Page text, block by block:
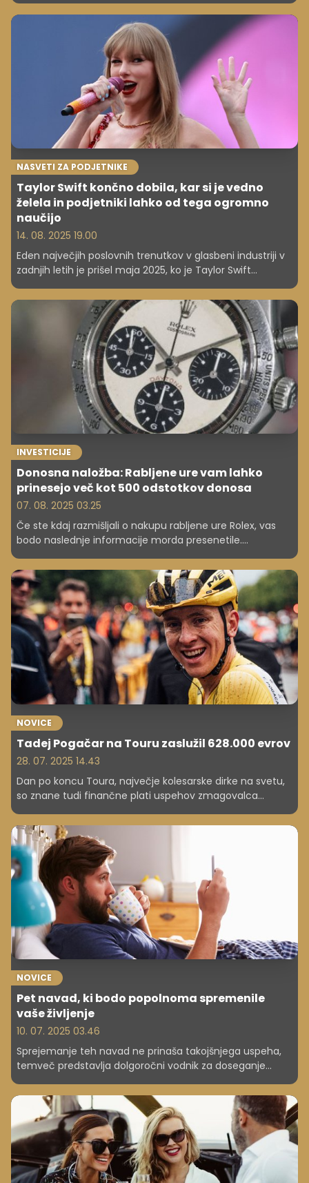
NASVETI ZA PODJETNIKE
Taylor Swift končno dobila, kar si je vedno
želela in podjetniki lahko od tega ogromno
naučijo
14. 08. 2025 19.00
Eden največjih poslovnih trenutkov v glasbeni industriji v
zadnjih letih je prišel maja 2025, ko je Taylor Swift
odkupila pravice do svojih prvih šestih albumov. S tem je
pridobila popoln nadzor nad delom, ki jo je iz najstnice iz
Nashvilla spremenil v eno največjih glasbenih ikon sveta.
INVESTICIJE
Donosna naložba: Rabljene ure vam lahko
prinesejo več kot 500 odstotkov donosa
07. 08. 2025 03.25
Če ste kdaj razmišljali o nakupu rabljene ure Rolex, vas
bodo naslednje informacije morda presenetile.
Investirate lahko tudi malce drugače ...
NOVICE
Tadej Pogačar na Touru zaslužil 628.000 evrov
28. 07. 2025 14.43
Dan po koncu Toura, največje kolesarske dirke na svetu,
so znane tudi finančne plati uspehov zmagovalca
XRG.
NOVICE
Pet navad, ki bodo popolnoma spremenile
vaše življenje
10. 07. 2025 03.46
Sprejemanje teh navad ne prinaša takojšnjega uspeha,
temveč predstavlja dolgoročni vodnik za doseganje
izpolnjenosti v življenju.